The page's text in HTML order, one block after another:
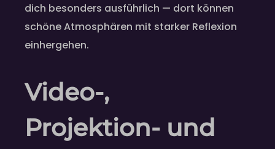
dich besonders ausführlich — dort können
schöne Atmosphären mit starker Reflexion
einhergehen.
Video-,
Projektion- und